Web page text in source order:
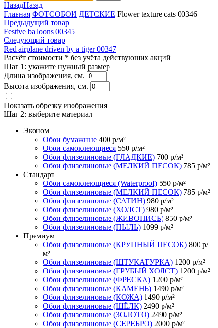
НазадНазад
Главная ФОТООБОИ ДЕТСКИЕ Flower texture cats 00346
Предыдущий товар
Festive balloons 00345
Следующий товар
Red airplane driven by a tiger 00347
Расчёт стоимости * без учёта действуюших акций
Шаг 1: укажите нужный размер
Длина изображения, см.
Высота изображения, см.
Показать обрезку изображения
Шаг 2: выберите материал
Эконом
Обои бумажные 400 р/м²
Обои самоклеющиеся 550 р/м²
Обои флизелиновые (ГЛАДКИЕ) 700 р/м²
Обои флизелиновые (МЕЛКИЙ ПЕСОК) 785 р/м²
Стандарт
Обои самоклеющиеся (Waterproof) 550 р/м²
Обои флизелиновые (МЕЛКИЙ ПЕСОК) 785 р/м²
Обои флизелиновые (САТИН) 980 р/м²
Обои флизелиновые (ХОЛСТ) 980 р/м²
Обои флизелиновые (ЖИВОПИСЬ) 850 р/м²
Обои флизелиновые (ПЫЛЬ) 1099 р/м²
Премиум
Обои флизелиновые (КРУПНЫЙ ПЕСОК) 800 р/
м²
Обои флизелиновые (ШТУКАТУРКА) 1200 р/м²
Обои флизелиновые (ГРУБЫЙ ХОЛСТ) 1200 р/м²
Обои флизелиновые (ФРЕСКА) 1200 р/м²
Обои флизелиновые (КАМЕНЬ) 1490 р/м²
Обои флизелиновые (КОЖА) 1490 р/м²
Обои флизелиновые (ШЁЛК) 2490 р/м²
Обои флизелиновые (ЗОЛОТО) 2490 р/м²
Обои флизелиновые (СЕРЕБРО) 2000 р/м²